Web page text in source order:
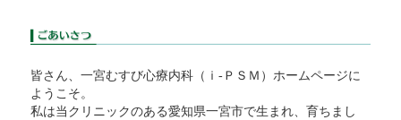
皆さん、一宮むすび心療内科（ｉ-ＰＳＭ）ホームページに
ようこそ。
私は当クリニックのある愛知県一宮市で生まれ、育ちまし